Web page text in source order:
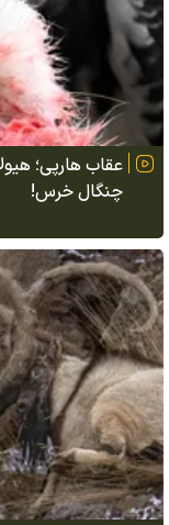
عقاب هارپی؛
چنگال خرس!